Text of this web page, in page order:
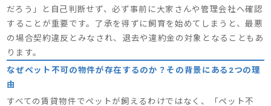
だろう」と自己判断せず、必ず事前に大家さんや管理会社へ確認
することが重要です。了承を得ずに飼育を始めてしまうと、最悪
の場合契約違反とみなされ、退去や違約金の対象となることもあ
ります。
なぜペット不可の物件が存在するのか？その背景にある2つの理
由
すべての賃貸物件でペットが飼えるわけではなく、「ペット不